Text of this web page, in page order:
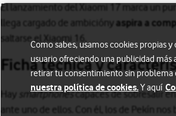
El lanzamiento del Xiaomi 17 marca un
llega cargado de ambicióny aspira a
saltarse el Xiaomi 16.
Ficha técnica y
Hay smartphonescapaces de sobresalir
ante uno de ellos. Con él, los de Pekín nos
Como sabes, usamos cookies propias
usuario ofreciendo una publicidad más
retirar tu consentimiento sin problema
nuestra política de cookies.Y aquí